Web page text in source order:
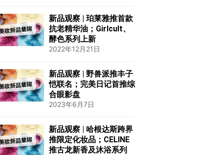
新品观察 | 珀莱雅推首款
抗老精华油；Girlcult、
酵色系列上新
2022年12月21日
新品观察 | 野兽派推丰子
恺联名；完美日记首推综
合眼影盘
2023年6月7日
新品观察 | 哈根达斯跨界
推限定化妆品；CELINE
推古龙新香及沐浴系列